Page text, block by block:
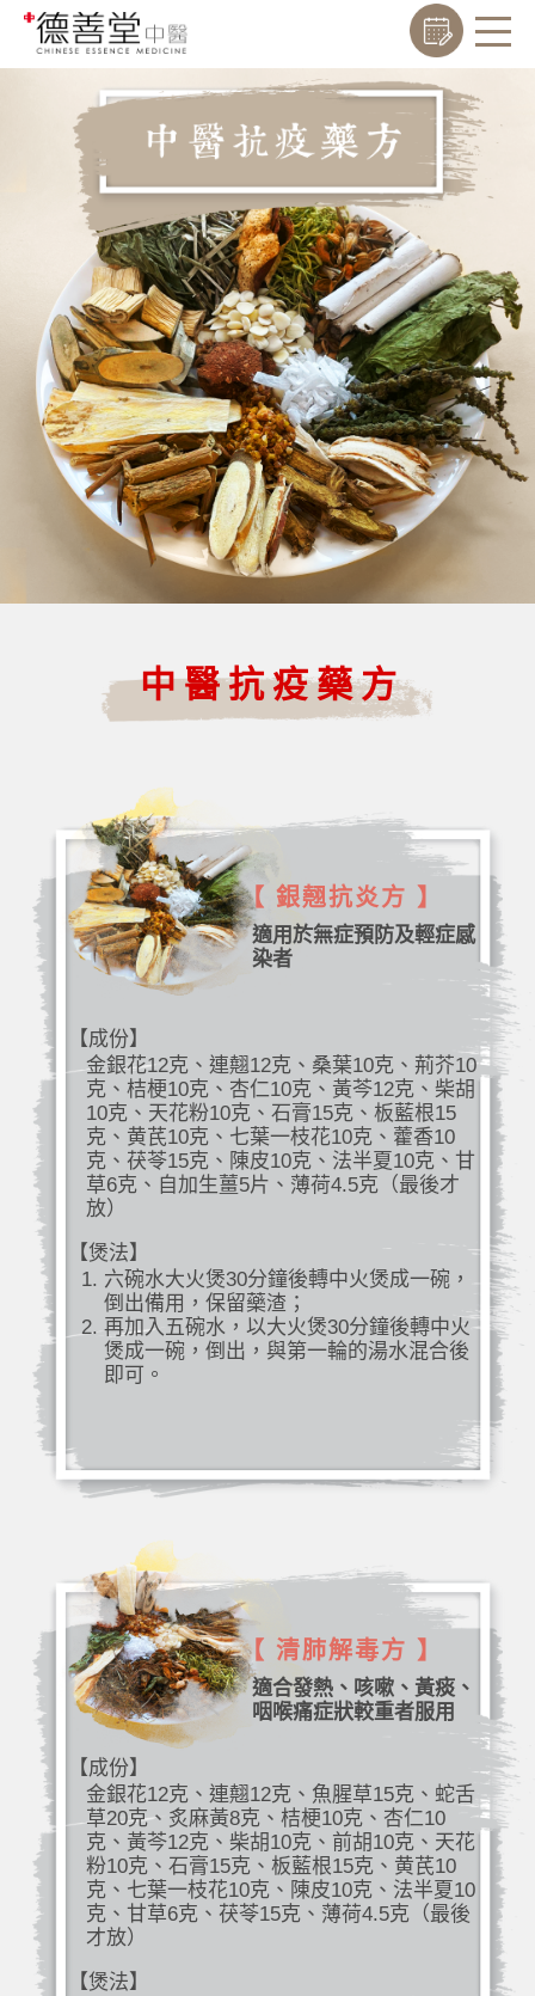
中醫抗疫藥方
【 銀翹抗炎方 】
適用於無症預防及輕症感
染者
【成份】
金銀花12克、連翹12克、桑葉10克、荊芥10
克、桔梗10克、杏仁10克、黃芩12克、柴胡
10克、天花粉10克、石膏15克、板藍根15
克、黄芪10克、七葉一枝花10克、藿香10
克、茯苓15克、陳皮10克、法半夏10克、甘
草6克、自加生薑5片、薄荷4.5克（最後才
放）
【煲法】
六碗水大火煲30分鐘後轉中火煲成一碗，
倒出備用，保留藥渣；
再加入五碗水，以大火煲30分鐘後轉中火
煲成一碗，倒出，與第一輪的湯水混合後
即可。
【 清肺解毒方 】
適合發熱、咳嗽、黃痰、
咽喉痛症狀較重者服用
【成份】
金銀花12克、連翹12克、魚腥草15克、蛇舌
草20克、炙麻黃8克、桔梗10克、杏仁10
克、黃芩12克、柴胡10克、前胡10克、天花
粉10克、石膏15克、板藍根15克、黄芪10
克、七葉一枝花10克、陳皮10克、法半夏10
克、甘草6克、茯苓15克、薄荷4.5克（最後
才放）
【煲法】